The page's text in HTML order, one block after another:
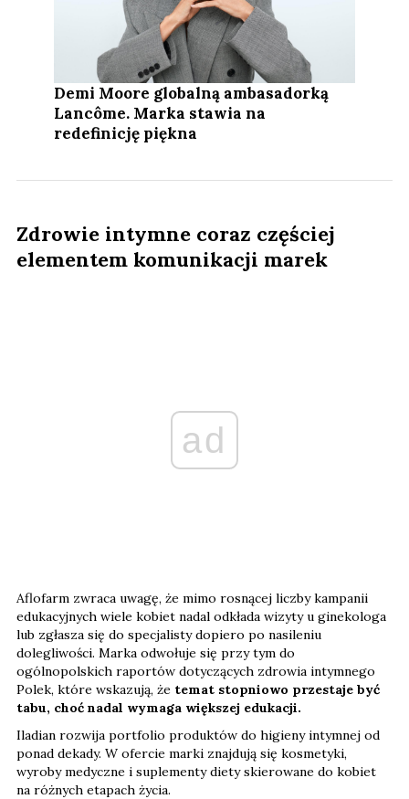
Demi Moore globalną ambasadorką
Lancôme. Marka stawia na
redefinicję piękna
Zdrowie intymne coraz częściej
elementem komunikacji marek
ad
Aflofarm zwraca uwagę, że mimo rosnącej liczby kampanii
edukacyjnych wiele kobiet nadal odkłada wizyty u ginekologa
lub zgłasza się do specjalisty dopiero po nasileniu
dolegliwości. Marka odwołuje się przy tym do
ogólnopolskich raportów dotyczących zdrowia intymnego
Polek, które wskazują, że temat stopniowo przestaje być
tabu, choć nadal wymaga większej edukacji.
Iladian rozwija portfolio produktów do higieny intymnej od
ponad dekady. W ofercie marki znajdują się kosmetyki,
wyroby medyczne i suplementy diety skierowane do kobiet
na różnych etapach życia.